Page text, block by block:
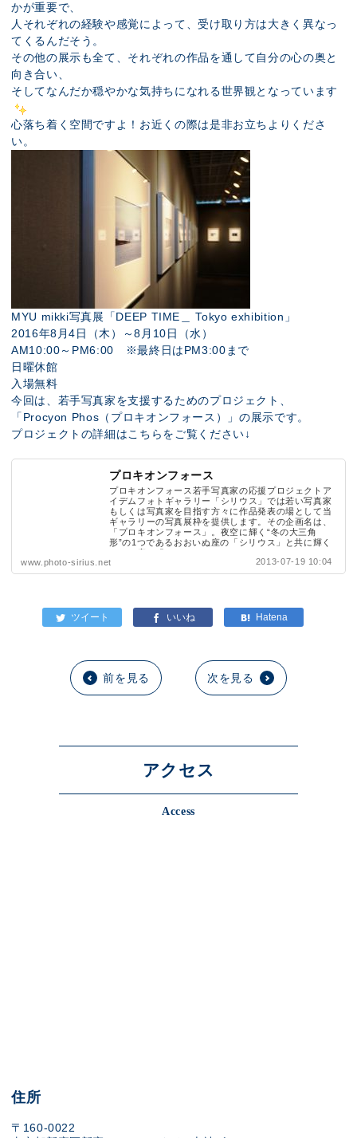
かが重要で、
人それぞれの経験や感覚によって、受け取り方は大きく異なっ
てくるんだそう。
その他の展示も全て、それぞれの作品を通して自分の心の奥と
向き合い、
そしてなんだか穏やかな気持ちになれる世界観となっています
心落ち着く空間ですよ！お近くの際は是非お立ちよりくださ
い。
MYU mikki写真展「DEEP TIME＿ Tokyo exhibition」
2016年8月4日（木）～8月10日（水）
AM10:00～PM6:00 ※最終日はPM3:00まで
日曜休館
入場無料
今回は、若手写真家を支援するためのプロジェクト、
「Procyon Phos（プロキオンフォース）」の展示です。
プロジェクトの詳細はこちらをご覧ください↓
プロキオンフォース
プロキオンフォース若手写真家の応援プロジェクトア
イデムフォトギャラリー「シリウス」では若い写真家
もしくは写真家を目指す方々に作品発表の場として当
ギャラリーの写真展枠を提供します。その企画名は、
「プロキオンフォース」。夜空に輝く“冬の大三角
形”の1つであるおおいぬ座の「シリウス」と共に輝く
こいぬ座の「...
www.photo-sirius.net
2013-07-19 10:04
前を見る 次を見る
アクセス
Access
住所
〒160-0022